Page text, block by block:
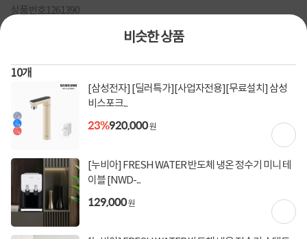
비슷한 상품
10개
[삼성전자] [딜러특가][사업자전용][무료설치] 삼성
비스포크...
23%920,000원
[누비아] FRESH WATER 반도체 냉온 정수기 미니 테
이블 [NWD-...
129,000원
상품번호1261390
[LG전자] 퓨리케어 정수기 오브제컬렉션 WD520VC 초고온
수90도 냉온정 베이지색상 자가관리형
정수기 / 데스크형 / 정수 / 냉수 / 온수 / 정수방식 : 직수 / 직수관 : 스테인리스 / 맞춤설치 /
스마트폰제어 / 필터교환알림 / 잠금 / 슬림정수기 / 인버터형 / 자동살균 / 수동살균 / 직
수관살균 / 코크살균 / 1등급 / 색상 : 카밍베이지 / [출수] 정량출수 / 맞춤출수 / 반컵 / 한컵
/ 두컵 / 1L / [관리유형] 자가관리 / 필터개수 : 2개 / 교체용필터제공 : 1년 2회분 / [무게/크
기] 무게 : 11.4kg / 크기(가로x세로x깊이): 168x418x485mm
할인혜택
[토스페이 X 계좌이체] 50,000원 즉시할인